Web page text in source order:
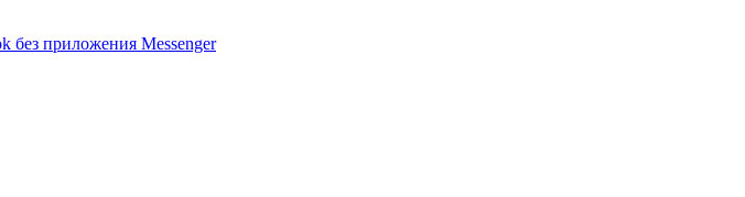
без приложения Messenger